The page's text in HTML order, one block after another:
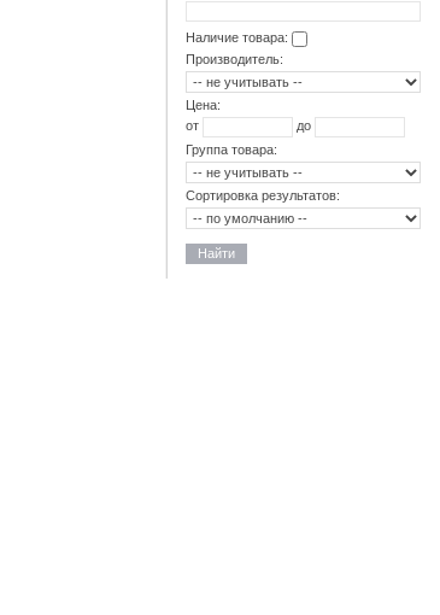
Наличие товара:
Производитель:
Цена:
от
до
Группа товара:
Сортировка результатов:
Найти